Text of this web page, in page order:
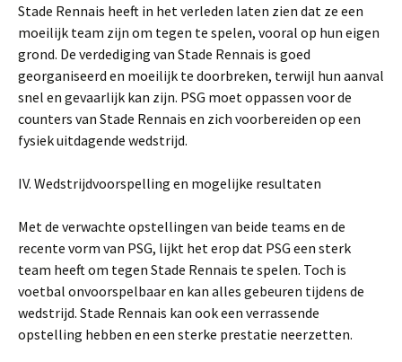
Stade Rennais heeft in het verleden laten zien dat ze een
moeilijk team zijn om tegen te spelen, vooral op hun eigen
grond. De verdediging van Stade Rennais is goed
georganiseerd en moeilijk te doorbreken, terwijl hun aanval
snel en gevaarlijk kan zijn. PSG moet oppassen voor de
counters van Stade Rennais en zich voorbereiden op een
fysiek uitdagende wedstrijd.
IV. Wedstrijdvoorspelling en mogelijke resultaten
Met de verwachte opstellingen van beide teams en de
recente vorm van PSG, lijkt het erop dat PSG een sterk
team heeft om tegen Stade Rennais te spelen. Toch is
voetbal onvoorspelbaar en kan alles gebeuren tijdens de
wedstrijd. Stade Rennais kan ook een verrassende
opstelling hebben en een sterke prestatie neerzetten.